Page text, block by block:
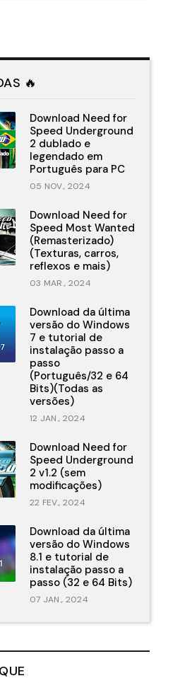
🔥
Download Need for
Speed Underground
2 dublado e
legendado em
Português para PC
05 NOV., 2024
Download Need for
Speed Most Wanted
(Remasterizado)
(Texturas, carros,
reflexos e mais)
03 MAR., 2024
Download da última
versão do Windows
7 e tutorial de
instalação passo a
passo
(Português/32 e 64
Bits)(Todas as
versões)
12 JAN., 2024
Download Need for
Speed Underground
2 v1.2 (sem
modificações)
22 FEV., 2024
Download da última
versão do Windows
8.1 e tutorial de
instalação passo a
passo (32 e 64 Bits)
07 JAN., 2024